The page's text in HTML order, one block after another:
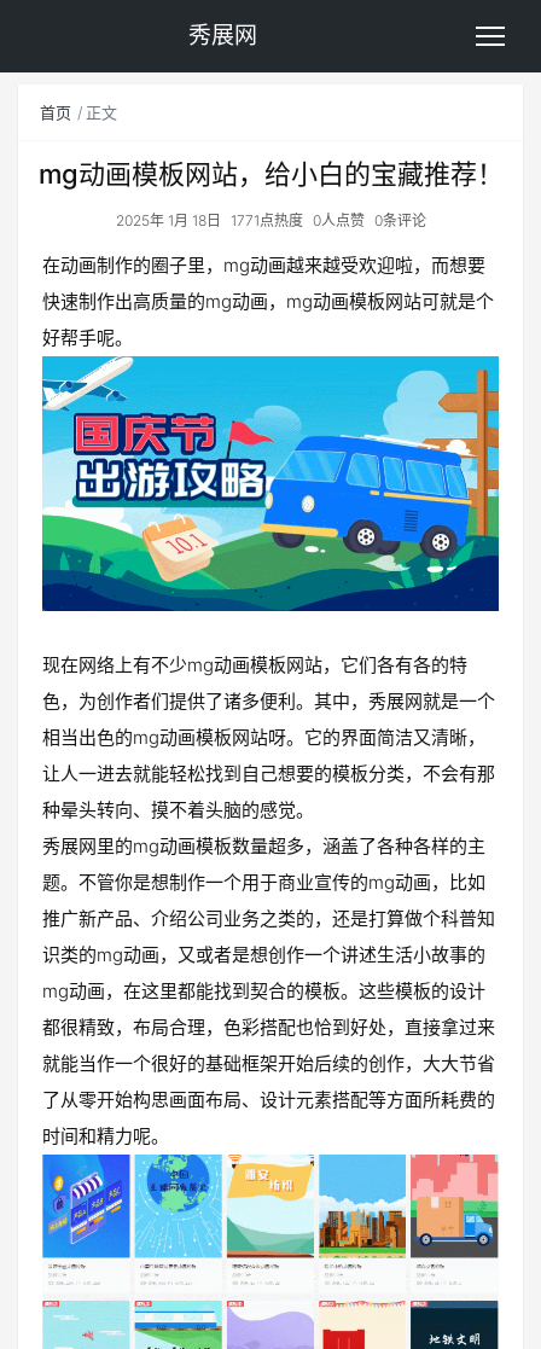
秀展网
首页 正文
mg动画模板网站，给小白的宝藏推荐！
2025年 1月 18日 1771点热度 0人点赞 0条评论
在动画制作的圈子里，mg动画越来越受欢迎啦，而想要
快速制作出高质量的mg动画，mg动画模板网站可就是个
好帮手呢。
现在网络上有不少mg动画模板网站，它们各有各的特
色，为创作者们提供了诸多便利。其中，秀展网就是一个
相当出色的mg动画模板网站呀。它的界面简洁又清晰，
让人一进去就能轻松找到自己想要的模板分类，不会有那
种晕头转向、摸不着头脑的感觉。
秀展网里的mg动画模板数量超多，涵盖了各种各样的主
题。不管你是想制作一个用于商业宣传的mg动画，比如
推广新产品、介绍公司业务之类的，还是打算做个科普知
识类的mg动画，又或者是想创作一个讲述生活小故事的
mg动画，在这里都能找到契合的模板。这些模板的设计
都很精致，布局合理，色彩搭配也恰到好处，直接拿过来
就能当作一个很好的基础框架开始后续的创作，大大节省
了从零开始构思画面布局、设计元素搭配等方面所耗费的
时间和精力呢。